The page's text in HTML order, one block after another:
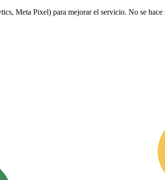
Meta Pixel) para mejorar el servicio. No se hace